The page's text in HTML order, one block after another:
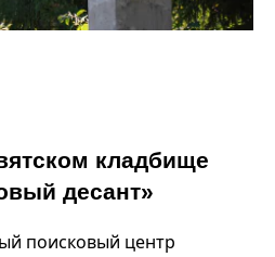
кладбище
десант»
поисковый центр